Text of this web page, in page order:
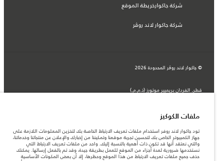
شركة جاكوارخريطة الموقع
شركة جاكوار لاند روڤر
© جاكوار لاند روڨر المحدودة 2026
قطر, الفردان بريميير موتورز (ذ.م.م.)
والتحقق من الأسعار.
الأرقام المقدمة هي نتيجة لاختبارات المصنع الرسمية وفقاً لتشريعات الاتحاد الأوروبي. قد
يتباين استهلك الوقود الفعلي للمركبة عن ذلك المتحقق في تلك الاختبارات كما أن هذه
الأرقام بغرض المقارنة فحسب.
قد تختلف الأسعار في صالة العرض حسب أسعار الصرف المتوفرة وقت الشراء.
ملاحظة مهمة حول الصور والمواصفات. إن النقص العالمي في أشباه الموصلات يؤثر حاليًا
ملفات الكوكيز
تود جاكوار لاند روفر استخدام ملفات تعريف الارتباط الخاصة بك لتخزين المعلومات اللازمة على
جهاز الكمبيوتر الخاص بك لتحسين تجربة موقعنا وتمكيننا من إخبارك والإعلان عن منتجاتنا وخدماتنا،
والتي نعتقد أنها قد تكون ذات أهمية بالنسبة إليك. واحد من ملفات تعريف الارتباط التي
نستخدمها ضرورية لعدة أجزاء من الموقع للعمل بطريقة جيدة، وقد تم بالفعل إرسالها. يمكنك
حذف جميع ملفات تعريف الارتباط من هذا الموقع وحظرها، إلا أن بعض المكونات الأساسية